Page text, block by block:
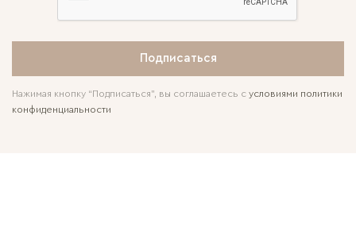
Подписаться
Нажимая кнопку “Подписаться”, вы соглашаетесь с условиями политики
конфиденциальности